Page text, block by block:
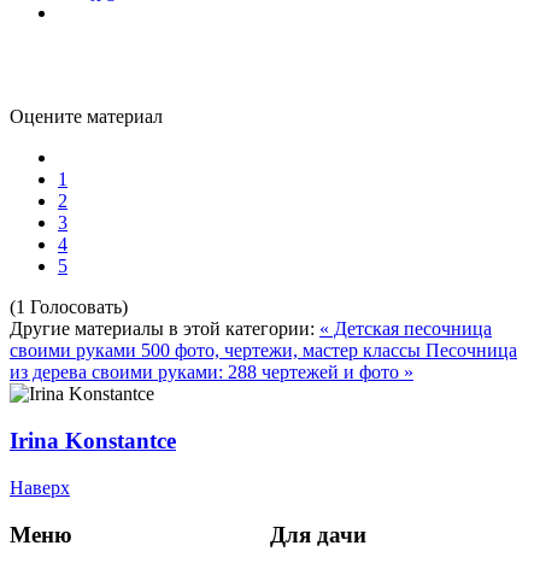
Оцените материал
1
2
3
4
5
(1 Голосовать)
Другие материалы в этой категории: « Детская песочница
своими руками 500 фото, чертежи, мастер классы Песочница
из дерева своими руками: 288 чертежей и фото »
Irina Konstantce
Наверх
Меню Для дачи